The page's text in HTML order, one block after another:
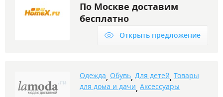
По Москве доставим
бесплатно
Открыть предложение
Одежда, Обувь, Для детей, Товары
для дома и дачи, Аксессуары